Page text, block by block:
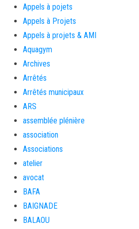
Appels à pojets
Appels à Projets
Appels à projets & AMI
Aquagym
Archives
Arrêtés
Arrêtés municipaux
ARS
assemblée plénière
association
Associations
atelier
avocat
BAFA
BAIGNADE
BALAOU